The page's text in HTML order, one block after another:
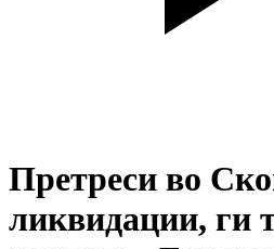
Претреси во
ликвидации, ги